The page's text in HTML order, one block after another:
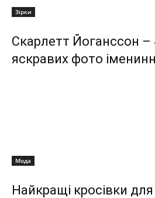
Зірки
Скарлетт Йоганссон –
яскравих фото
Мода
Найкращі кросівки для